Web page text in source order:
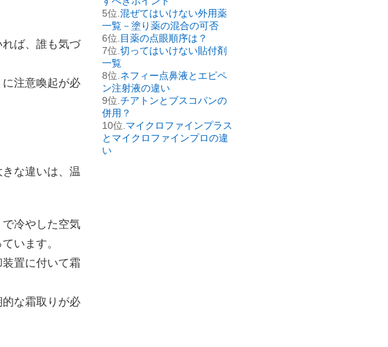
ば、誰も気づ
注意喚起が必
な違いは、温
冷やした空気
います。
置に付いて霜
な霜取りが必
混ぜてはいけない外用薬
一覧－塗り薬の混合の可否
目薬の点眼順序は？
切ってはいけない貼付剤
一覧
ネフィー点鼻液とエピペ
ン注射液の違い
チアトンとブスコパンの
併用？
マイクロファインプラス
とマイクロファインプロの違
い